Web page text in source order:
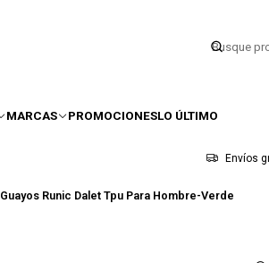
MARCAS PROMOCIONESLO ÚLTIMO
Envíos
Guayos Runic Dalet Tpu Para Hombre-Verde